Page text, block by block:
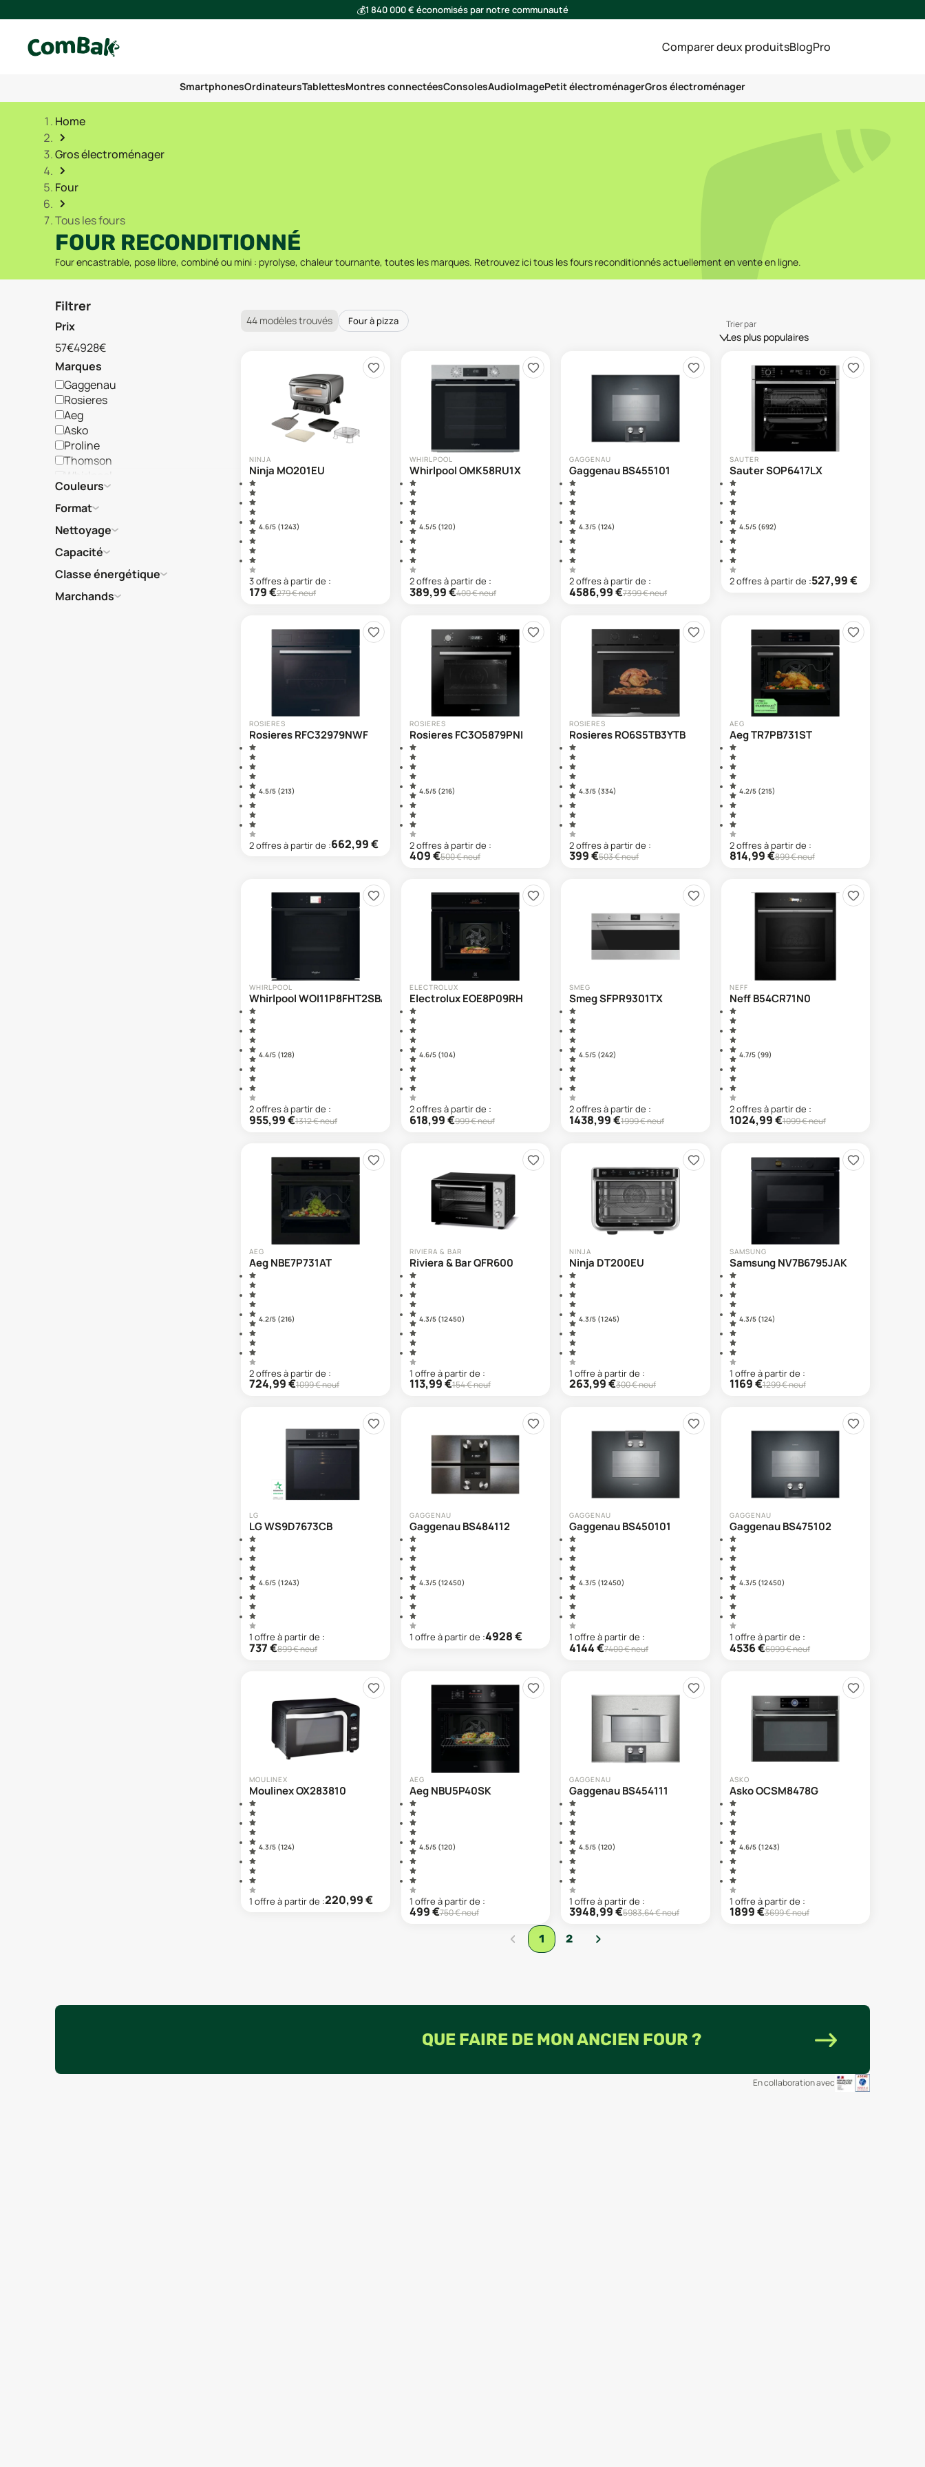
💰1 840 000 € économisés par notre communauté
Comparer deux produitsBlogPro
SmartphonesOrdinateursTablettesMontres connectéesConsolesAudioImagePetit électroménagerGros électroménager
Home
Gros électroménager
Four
Tous les fours
FOUR RECONDITIONNÉ
Four encastrable, pose libre, combiné ou mini : pyrolyse, chaleur tournante, toutes les marques. Retrouvez ici tous les fours reconditionnés actuellement en vente en ligne.
Filtrer
Prix
57€4928€
Marques
Gaggenau
Rosieres
Aeg
Asko
Proline
Thomson
Whirlpool
Brandt
Electrolux
Sauter
Bosch
Lg
Moulinex
Neff
Couleurs
Format
Nettoyage
Capacité
Classe énergétique
Marchands
44 modèles trouvés Four à pizza Trier par
Les plus populaires
NINJA
Ninja MO201EU
4.6/5 (1 243)
3offresà partir de :
179€279€ neuf
WHIRLPOOL
Whirlpool OMK58RU1X
4.5/5 (120)
2offresà partir de :
389,99€400€ neuf
GAGGENAU
Gaggenau BS455101
4.3/5 (124)
2offresà partir de :
4586,99€7399€ neuf
SAUTER
Sauter SOP6417LX
4.5/5 (692)
2offresà partir de :527,99€
ROSIERES
Rosieres RFC32979NWF
4.5/5 (213)
2offresà partir de :662,99€
ROSIERES
Rosieres FC3O5879PNI
4.5/5 (216)
2offresà partir de :
409€500€ neuf
ROSIERES
Rosieres RO6S5TB3YTB
4.3/5 (334)
2offresà partir de :
399€503€ neuf
AEG
Aeg TR7PB731ST
4.2/5 (215)
2offresà partir de :
814,99€899€ neuf
WHIRLPOOL
Whirlpool WOI11P8FHT2SBAF
4.4/5 (128)
2offresà partir de :
955,99€1312€ neuf
ELECTROLUX
Electrolux EOE8P09RH
4.6/5 (104)
2offresà partir de :
618,99€999€ neuf
SMEG
Smeg SFPR9301TX
4.5/5 (242)
2offresà partir de :
1438,99€1999€ neuf
NEFF
Neff B54CR71N0
4.7/5 (99)
2offresà partir de :
1024,99€1099€ neuf
AEG
Aeg NBE7P731AT
4.2/5 (216)
2offresà partir de :
724,99€1099€ neuf
RIVIERA & BAR
Riviera & Bar QFR600
4.3/5 (12 450)
1 offre à partir de :
113,99€154€ neuf
NINJA
Ninja DT200EU
4.3/5 (1 245)
1 offre à partir de :
263,99€300€ neuf
SAMSUNG
Samsung NV7B6795JAK
4.3/5 (124)
1 offre à partir de :
1169€1299€ neuf
LG
LG WS9D7673CB
4.6/5 (1 243)
1 offre à partir de :
737€899€ neuf
GAGGENAU
Gaggenau BS484112
4.3/5 (12 450)
1 offre à partir de :4928€
GAGGENAU
Gaggenau BS450101
4.3/5 (12 450)
1 offre à partir de :
4144€7400€ neuf
GAGGENAU
Gaggenau BS475102
4.3/5 (12 450)
1 offre à partir de :
4536€6099€ neuf
MOULINEX
Moulinex OX283810
4.3/5 (124)
1 offre à partir de :220,99€
AEG
Aeg NBU5P40SK
4.5/5 (120)
1 offre à partir de :
499€750€ neuf
GAGGENAU
Gaggenau BS454111
4.5/5 (120)
1 offre à partir de :
3948,99€5983,64€ neuf
ASKO
Asko OCSM8478G
4.6/5 (1 243)
1 offre à partir de :
1899€3699€ neuf
‹ 1 2 ›
QUE FAIRE DE MON ANCIEN FOUR ?
En collaboration avec